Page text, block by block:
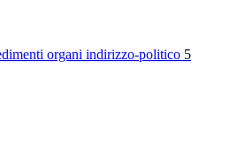
organi indirizzo-politico 5